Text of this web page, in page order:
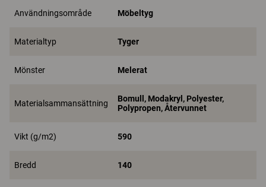
Användningsområde Möbeltyg
Materialtyp Tyger
Mönster Melerat
Materialsammansättning
Bomull, Modakryl, Polyester,
Polypropen, Återvunnet
Vikt (g/m2) 590
Bredd 140